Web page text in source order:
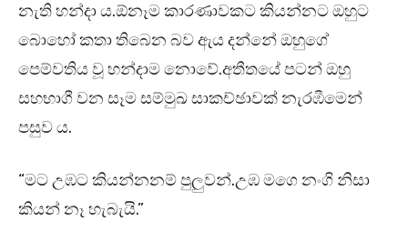
නැති හන්දා ය.ඕනෑම කාරණාවකට කියන්නට ඔහුට
බොහෝ කතා තිබෙන බව ඇය දන්නේ ඔහුගේ
පෙම්වතිය වූ හන්දාම නොවේ.අතීතයේ පටන් ඔහු
සහභාගී වන සෑම සම්මුඛ සාකච්ඡාවක් නැරඹීමෙන්
පසුව ය.
“මට උඹට කියන්නනම් පුලුවන්.උඹ මගෙ නංගි නිසා
කියන් නෑ හැබැයි.”